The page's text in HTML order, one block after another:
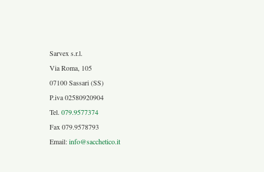
Sarvex s.r.l.
Via Roma, 105
07100 Sassari (SS)
P.iva 02580920904
Tel. 079.9577374
Fax 079.9578793
Email:info@sacchetico.it